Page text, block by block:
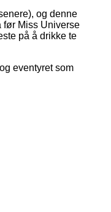
og denne
før Miss Universe
på å drikke te
eventyret som